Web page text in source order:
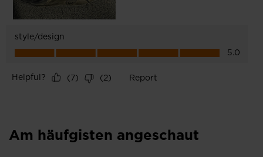
Am häufgisten angeschaut